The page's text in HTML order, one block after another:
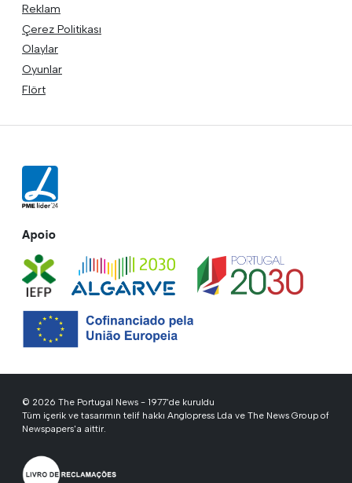
Reklam
Çerez Politikası
Olaylar
Oyunlar
Flört
Apoio
© 2026 The Portugal News - 1977'de kuruldu
Tüm içerik ve tasarımın telif hakkı Anglopress Lda ve The News Group of
Newspapers'a aittir.